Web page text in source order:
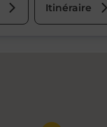
Itinéraire
Pin de la carte